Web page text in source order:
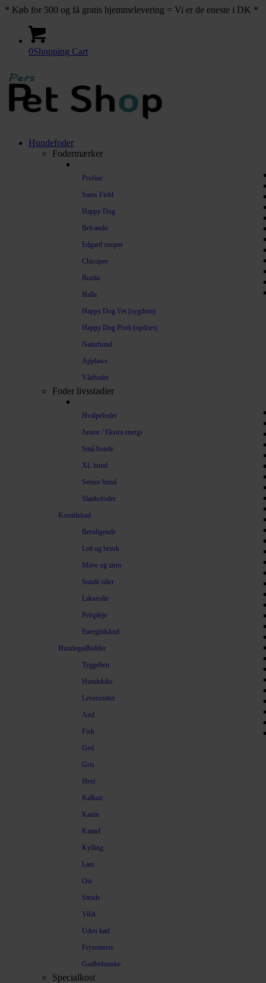
* Køb for 500 og få gratis hjemmelevering = Vi er de eneste i DK *
0Shopping Cart
Hundefoder
Fodermærker
Profine
Sams Field
Happy Dog
Belcando
Edgard cooper
Chicopee
Bozita
Halla
Happy Dog Vet (sygdom)
Happy Dog Profi (opdræt)
Naturhund
Applaws
Vådfoder
Foder livsstadier
Hvalpefoder
Junior / Ekstra energi
Små hunde
XL hund
Senior hund
Slankefoder
Kosttilskud
Beroligende
Led og brusk
Mave og tarm
Sunde olier
Lakseolie
Pelspleje
Energitilskud
Hundegodbidder
Tyggeben
Hundekiks
Leversnitter
And
Fisk
Ged
Gris
Hest
Kalkun
Kanin
Kamel
Kylling
Lam
Ost
Struds
Vildt
Uden kød
Frysetørret
Godbidstaske
Specialkost